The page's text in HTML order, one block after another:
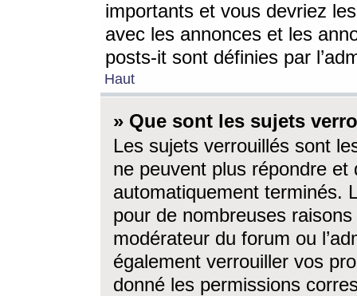
importants et vous devriez
avec les annonces et les
posts-it sont définies par
Haut
» Que sont les sujets
Les sujets verrouillés sont
ne peuvent plus répondre
automatiquement terminés.
pour de nombreuses
modérateur du forum ou
également verrouiller vos
donné les permissions